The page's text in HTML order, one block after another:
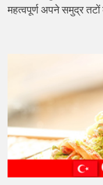
महत्वपूर्ण अपने समुद्र